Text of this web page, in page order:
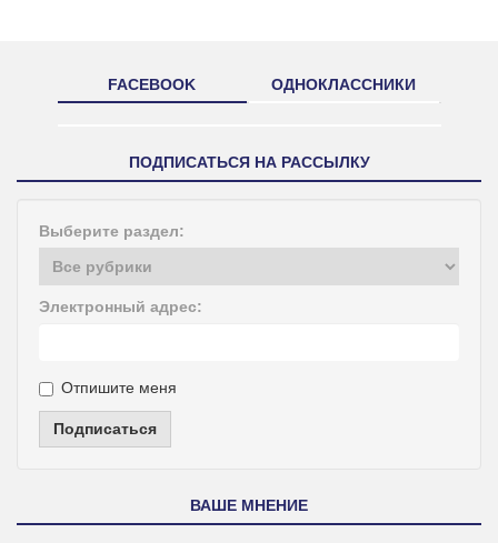
FACEBOOK ОДНОКЛАССНИКИ
ПОДПИСАТЬСЯ НА РАССЫЛКУ
Выберите раздел:
Электронный адрес:
Отпишите меня
Подписаться
ВАШЕ МНЕНИЕ